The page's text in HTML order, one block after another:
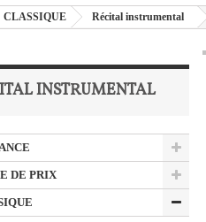
CLASSIQUE Récital instrumental
INSTRUMENTAL
DE PRIX